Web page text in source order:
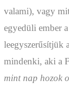
valami), vagy
egyedüli ember
leegyszerűsítjük
mindenki, aki a
mint nap hozok